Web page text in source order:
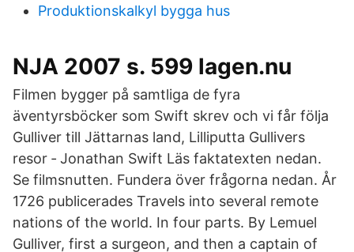
Produktionskalkyl bygga hus
NJA 2007 s. 599 lagen.nu
Filmen bygger på samtliga de fyra
äventyrsböcker som Swift skrev och vi får följa
Gulliver till Jättarnas land, Lilliputta Gullivers
resor ‐ Jonathan Swift Läs faktatexten nedan.
Se filmsnutten. Fundera över frågorna nedan. År
1726 publicerades Travels into several remote
nations of the world. In four parts. By Lemuel
Gulliver, first a surgeon, and then a captain of